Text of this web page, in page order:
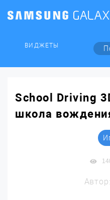
ВИДЖЕТЫ
School Driving
школа
Автор: